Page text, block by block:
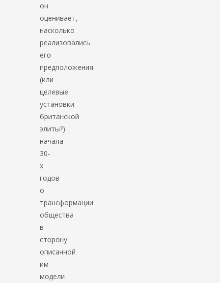
он
оценивает,
насколько
реализовались
его
предположения
(или
целевые
установки
британской
элиты?)
начала
30-
х
годов
о
трансформации
общества
в
сторону
описанной
им
модели